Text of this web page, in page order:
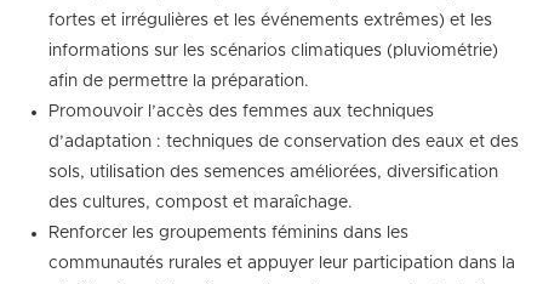
fortes et irrégulières et les événements extrêmes) et les
informations sur les scénarios climatiques (pluviométrie)
afin de permettre la préparation.
Promouvoir l’accès des femmes aux techniques
d’adaptation : techniques de conservation des eaux et des
sols, utilisation des semences améliorées, diversification
des cultures, compost et maraîchage.
Renforcer les groupements féminins dans les
communautés rurales et appuyer leur participation dans la